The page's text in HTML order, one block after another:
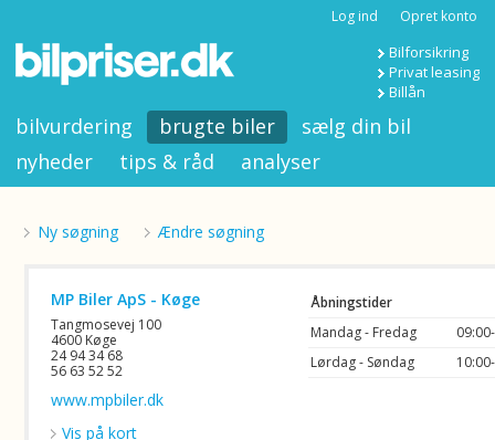
Log ind Opret konto
Bilforsikring
Privat leasing
Billån
bilvurdering brugte biler
sælg din bil
nyheder
tips & råd analyser
Ny søgning Ændre søgning
MP Biler ApS - Køge
Tangmosevej 100
4600 Køge
24 94 34 68
56 63 52 52
www.mpbiler.dk
Vis på kort
Åbningstider
Mandag - Fredag
Lørdag - Søndag